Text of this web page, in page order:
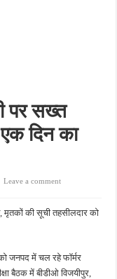
स्तरीय सम्मान, 31 अगस्त तक करें
पर सख्त
दिन का
Leave a comment
मृतकों की सूची तहसीलदार को
को जनपद में चल रहे फॉर्मर
बैठक में बीडीओ विजयीपुर,